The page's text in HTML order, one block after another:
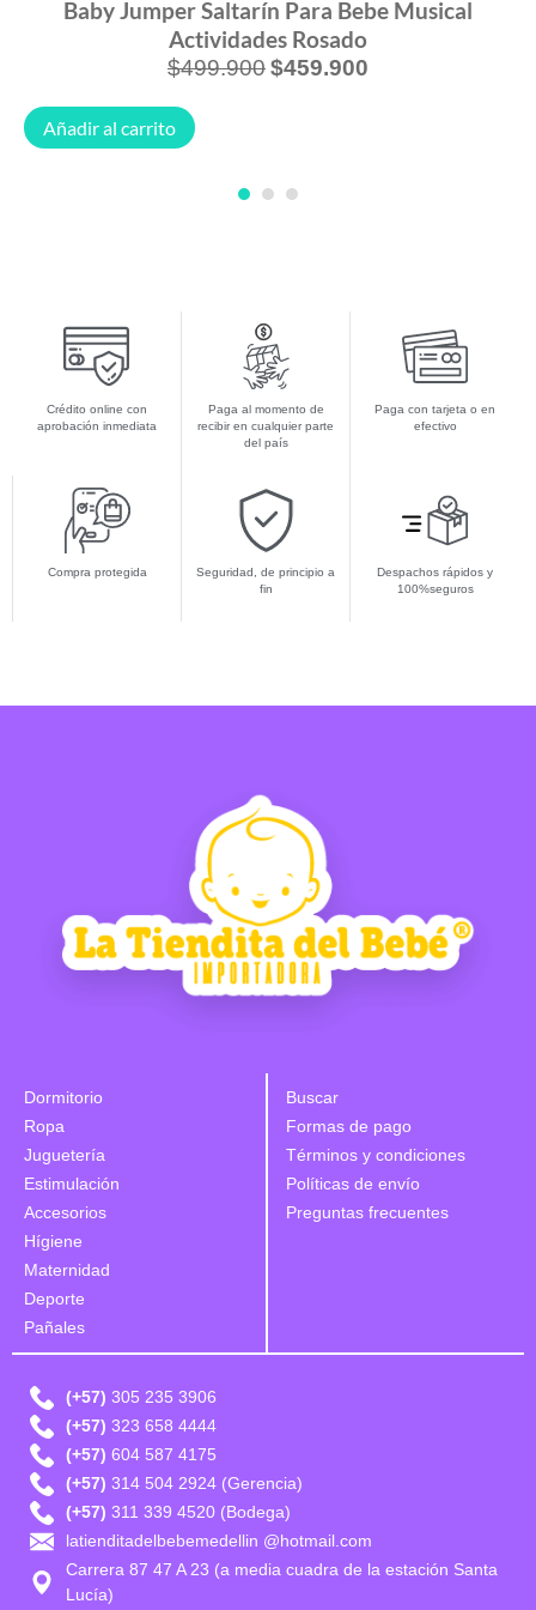
Baby Jumper Saltarín Para Bebe Musical
Actividades Rosado
$499.900$459.900
Añadir al carrito
Crédito online con
aprobación inmediata
Paga al momento de
recibir en cualquier parte
del país
Paga con tarjeta o en
efectivo
Compra protegida
Seguridad, de principio a
fin
Despachos rápidos y
100%seguros
Dormitorio
Ropa
Juguetería
Estimulación
Accesorios
Hígiene
Maternidad
Deporte
Pañales
Buscar
Formas de pago
Términos y condiciones
Políticas de envío
Preguntas frecuentes
(+57) 305 235 3906
(+57) 323 658 4444
(+57) 604 587 4175
(+57) 314 504 2924 (Gerencia)
(+57) 311 339 4520 (Bodega)
latienditadelbebemedellin @hotmail.com
Carrera 87 47 A 23 (a media cuadra de la estación Santa
Lucía)